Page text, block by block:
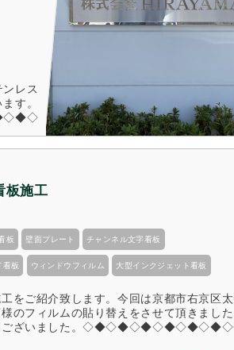
レス
す。
板施工
板 壁面プレート チャンネル文字看板
看板 ウィンドウフィルム 大型インクジェット看板
をご紹介致します。今回は京都市右京区
のフィルムの貼り替えをさせて頂きました
とうございました。